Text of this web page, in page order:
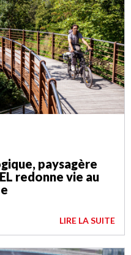
paysagère
redonne vie au
LIRE LA SUITE